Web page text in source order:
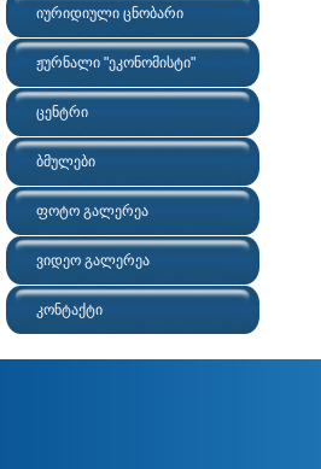
იურიდიული ცნობარი
ჟურნალი "ეკონომისტი"
ცენტრი
ბმულები
ფოტო გალერეა
ვიდეო გალერეა
კონტაქტი